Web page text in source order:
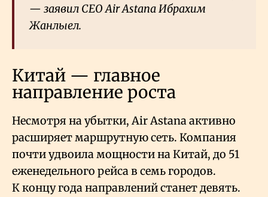
— заявил CEO Air Astana Ибрахим
Жанлыел.
Китай — главное
направление роста
Несмотря на убытки, Air Astana активно
расширяет маршрутную сеть. Компания
почти удвоила мощности на Китай, до 51
еженедельного рейса в семь городов.
К концу года направлений станет девять.